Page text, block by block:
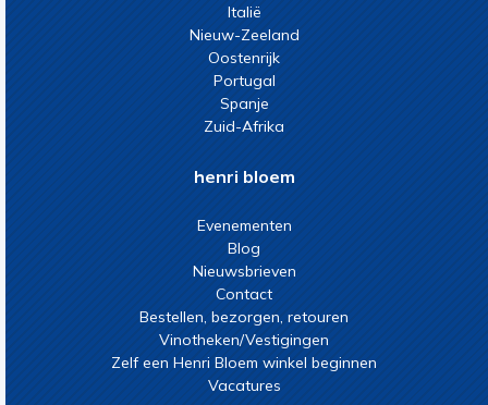
Italië
Nieuw-Zeeland
Oostenrijk
Portugal
Spanje
Zuid-Afrika
henri bloem
Evenementen
Blog
Nieuwsbrieven
Contact
Bestellen, bezorgen, retouren
Vinotheken/Vestigingen
Zelf een Henri Bloem winkel beginnen
Vacatures